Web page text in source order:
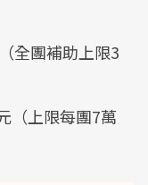
全團補助上限3
（上限每團7萬